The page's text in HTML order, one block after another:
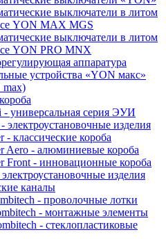
выключатели в литом
YON MAX MGS
выключатели в литом
YON PRO MNX
аппаратура
устройства «YON макс»
- универсальная серия ЭУИ
электроустановочные изделия
- классические короба
Aero - алюминиевые короба
Front - инновационные короба
изделия
каналы
- проволочные лотки
- монтажные элементы
- стеклопластиковые